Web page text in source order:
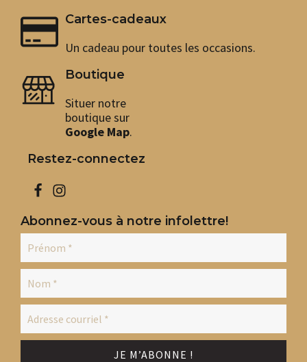
Cartes-cadeaux
Un cadeau pour toutes les occasions.
Boutique
Situer notre
boutique sur
Google Map.
Restez-connectez
Abonnez-vous à notre infolettre!